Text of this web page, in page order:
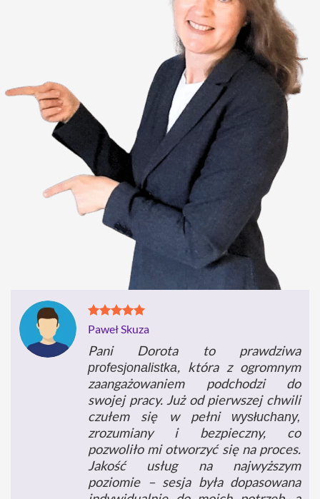
Paweł Skuza
Pani Dorota to prawdziwa
profesjonalistka, która z ogromnym
zaangażowaniem podchodzi do
swojej pracy. Już od pierwszej chwili
czułem się w pełni wysłuchany,
zrozumiany i bezpieczny, co
pozwoliło mi otworzyć się na proces.
Jakość usług na najwyższym
poziomie – sesja była dopasowana